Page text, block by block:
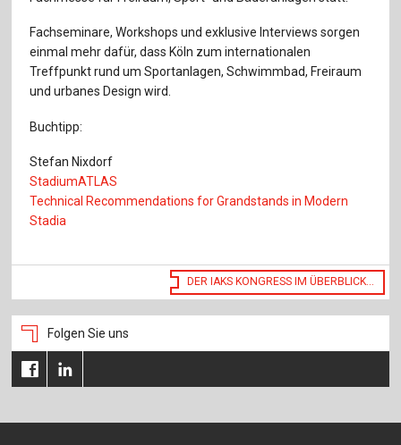
Fachseminare, Workshops und exklusive Interviews sorgen
einmal mehr dafür, dass Köln zum internationalen
Treffpunkt rund um Sportanlagen, Schwimmbad, Freiraum
und urbanes Design wird.
Buchtipp:
Stefan Nixdorf
StadiumATLAS
Technical Recommendations for Grandstands in Modern
Stadia
DER IAKS KONGRESS IM ÜBERBLICK...
Folgen Sie uns